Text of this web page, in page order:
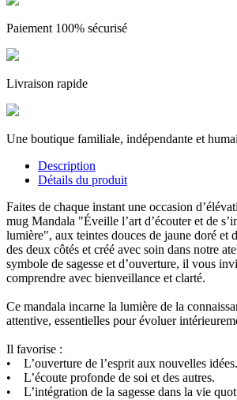
Paiement 100% sécurisé
Livraison rapide
Une boutique familiale, indépendante et
Description
Détails du produit
Faites de chaque instant une occasion
mug Mandala "Éveille l’art d’écouter et de
lumière", aux teintes douces de jaune doré et
des deux côtés et créé avec soin dans notre
symbole de sagesse et d’ouverture, il vous
comprendre avec bienveillance et clarté.
Ce mandala incarne la lumière de la
attentive, essentielles pour évoluer
Il favorise :
• L’ouverture de l’esprit aux nouvelles idées.
• L’écoute profonde de soi et des autres.
• L’intégration de la sagesse dans la vie